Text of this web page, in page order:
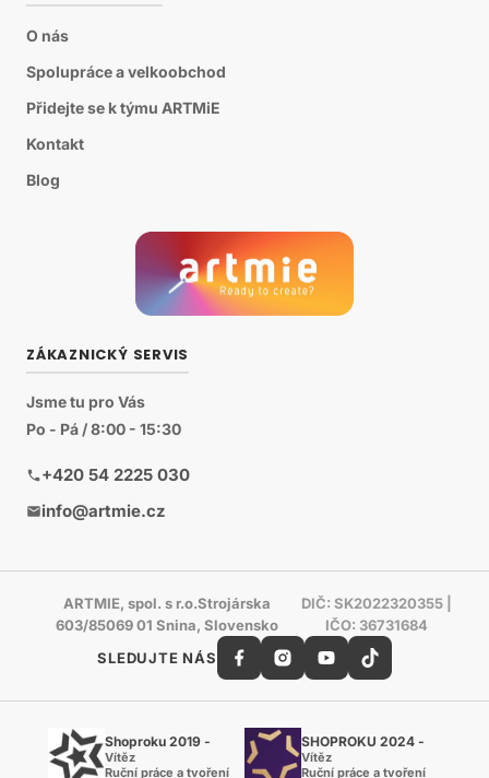
O nás
Spolupráce a velkoobchod
Přidejte se k týmu ARTMiE
Kontakt
Blog
ZÁKAZNICKÝ SERVIS
Jsme tu pro Vás
Po - Pá / 8:00 - 15:30
+420 54 2225 030
info@artmie.cz
ARTMIE, spol. s r.o.Strojárska
603/85069 01 Snina, Slovensko
DIČ: SK2022320355 |
IČO: 36731684
SLEDUJTE NÁS
Shoproku 2019 -
Vítěz
Ruční práce a tvoření
SHOPROKU 2024 -
Vítěz
Ruční práce a tvoření